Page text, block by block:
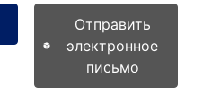
Отправить
электронное
письмо